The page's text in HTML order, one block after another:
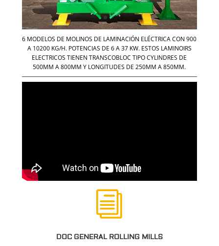
6 MODELOS DE MOLINOS DE LAMINACIÓN ELÉCTRICA CON 900
A 10200 KG/H. POTENCIAS DE 6 A 37 KW. ESTOS LAMINOIRS
ELECTRICOS TIENEN TRANSCOBLOC TIPO CYLINDRES DE
500MM A 800MM Y LONGITUDES DE 250MM A 850MM.
i
DOC GENERAL ROLLING MILLS